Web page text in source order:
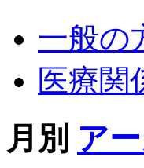
一般の
医療関
月別 ア